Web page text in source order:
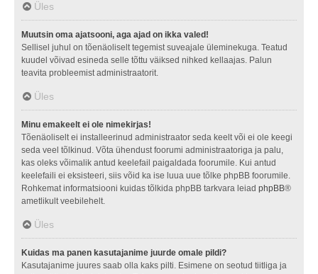
Üles
Muutsin oma ajatsooni, aga ajad on ikka valed!
Sellisel juhul on tõenäoliselt tegemist suveajale üleminekuga. Teatud
kuudel võivad esineda selle tõttu väiksed nihked kellaajas. Palun
teavita probleemist administraatorit.
Üles
Minu emakeelt ei ole nimekirjas!
Tõenäoliselt ei installeerinud administraator seda keelt või ei ole keegi
seda veel tõlkinud. Võta ühendust foorumi administraatoriga ja palu,
kas oleks võimalik antud keelefail paigaldada foorumile. Kui antud
keelefaili ei eksisteeri, siis võid ka ise luua uue tõlke phpBB foorumile.
Rohkemat informatsiooni kuidas tõlkida phpBB tarkvara leiad phpBB®
ametlikult veebilehelt.
Üles
Kuidas ma panen kasutajanime juurde omale pildi?
Kasutajanime juures saab olla kaks pilti. Esimene on seotud tiitliga ja